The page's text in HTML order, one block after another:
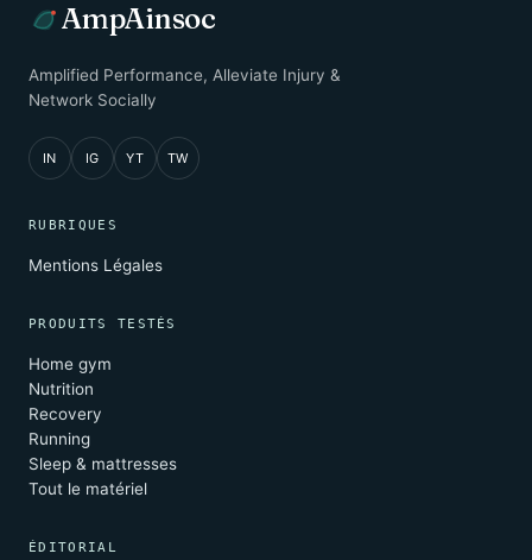
AmpAinsoc
Amplified Performance, Alleviate Injury &
Network Socially
IN IG YT TW
RUBRIQUES
Mentions Légales
PRODUITS TESTÉS
Home gym
Nutrition
Recovery
Running
Sleep & mattresses
Tout le matériel
ÉDITORIAL